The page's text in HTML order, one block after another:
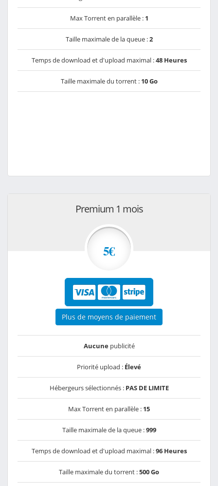
Max Torrent en parallèle : 1
Taille maximale de la queue :2
Temps de download et d'upload maximal :48 Heures
Taille maximale du torrent : 10 Go
Premium 1 mois
5€
Plus de moyens de paiement
Aucunepublicité
Priorité upload : Élevé
Hébergeurs sélectionnés : PAS DE LIMITE
Max Torrent en parallèle : 15
Taille maximale de la queue :999
Temps de download et d'upload maximal :96 Heures
Taille maximale du torrent :500 Go